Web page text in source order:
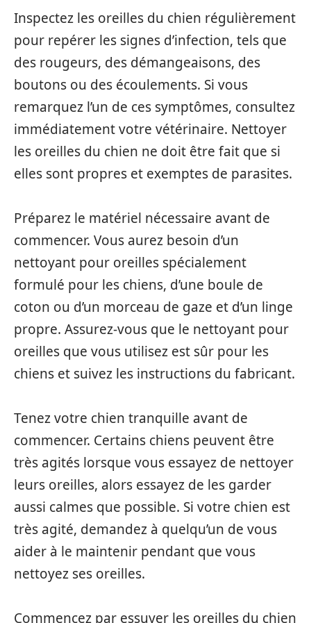
Inspectez les oreilles du chien régulièrement
pour repérer les signes d’infection, tels que
des rougeurs, des démangeaisons, des
boutons ou des écoulements. Si vous
remarquez l’un de ces symptômes, consultez
immédiatement votre vétérinaire. Nettoyer
les oreilles du chien ne doit être fait que si
elles sont propres et exemptes de parasites.
Préparez le matériel nécessaire avant de
commencer. Vous aurez besoin d’un
nettoyant pour oreilles spécialement
formulé pour les chiens, d’une boule de
coton ou d’un morceau de gaze et d’un linge
propre. Assurez-vous que le nettoyant pour
oreilles que vous utilisez est sûr pour les
chiens et suivez les instructions du fabricant.
Tenez votre chien tranquille avant de
commencer. Certains chiens peuvent être
très agités lorsque vous essayez de nettoyer
leurs oreilles, alors essayez de les garder
aussi calmes que possible. Si votre chien est
très agité, demandez à quelqu’un de vous
aider à le maintenir pendant que vous
nettoyez ses oreilles.
Commencez par essuyer les oreilles du chien